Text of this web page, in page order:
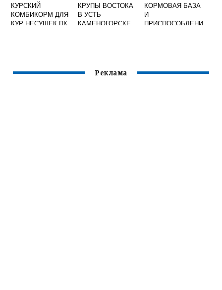
КУРСКИЙ
КОМБИКОРМ ДЛЯ
КУР НЕСУШЕК ПК
КРУПЫ ВОСТОКА
В УСТЬ
КАМЕНОГОРСКЕ
КОРМОВАЯ БАЗА
И
ПРИСПОСОБЛЕНИ
Реклама